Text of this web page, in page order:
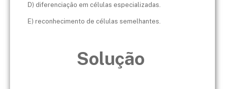
D) diferenciação em células especializadas.
E) reconhecimento de células semelhantes.
Solução